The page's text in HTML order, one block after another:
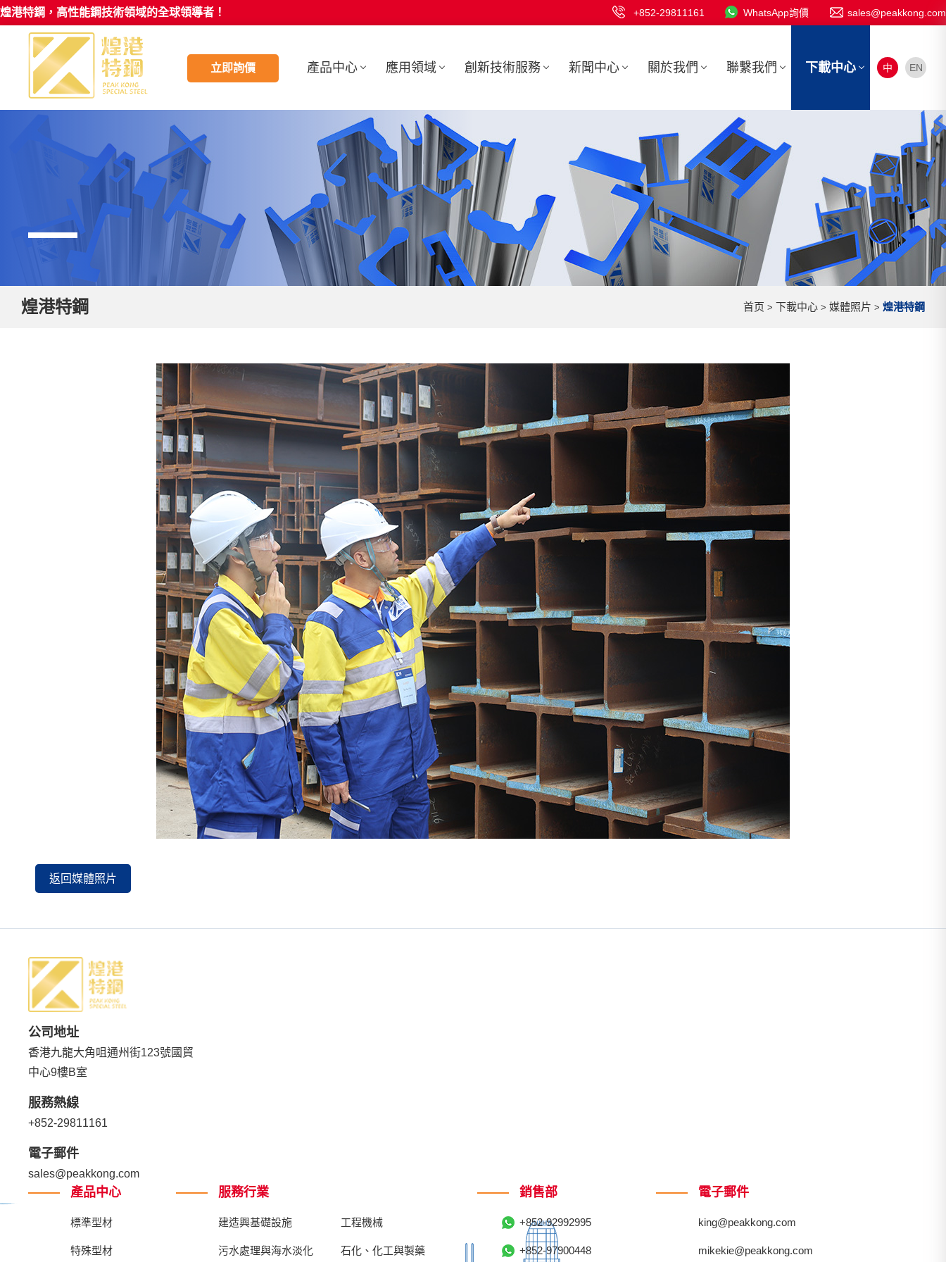
煌港特鋼，高性能鋼技術領域的全球領導者！ sales@peakkong.com
WhatsApp詢價
+852-29811161
立即詢價 產品中心 應用領域 創新技術服務 新聞中心 關於我們 聯繫我們 下載中心 中 EN
煌港特鋼 首页 > 下載中心 > 媒體照片 > 煌港特鋼
返回媒體照片
公司地址
香港九龍大角咀通州街123號國貿
中心9樓B室
服務熱線
+852-29811161
電子郵件
sales@peakkong.com
產品中心
標準型材
特殊型材
服務行業
建造興基礎設施 工程機械
污水處理與海水淡化 石化、化工與製藥
銷售部
+852-92992995
+852-97900448
電子郵件
king@peakkong.com
mikekie@peakkong.com